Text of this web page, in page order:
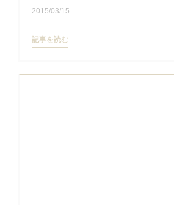
2015/03/15
記事を読む((新しいウィンドウで開きます))